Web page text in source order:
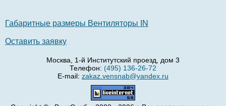
Габаритные размеры Вентиляторы IN
Оставить заявку
Москва, 1-й Институтский проезд, дом 3
Телефон: (495) 136-26-72
E-mail: zakaz.vensnab@yandex.ru